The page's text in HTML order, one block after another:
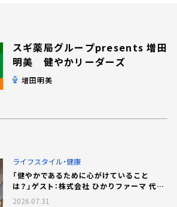
スギ薬局グループpresents 増田
明美 健やかリーダーズ
増田明美
ライフスタイル・健康
「健やかであるために心がけていること
は？」ゲスト：株式会社 ひかりファーマ 代表
取締役・庄司健太郎 さん
2026.07.31